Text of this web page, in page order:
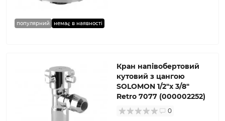
популярний немає в наявності
Кран напівобертовий
кутовий з цангою
SOLOMON 1/2″х 3/8″
Retro 7077 (000002252)
0